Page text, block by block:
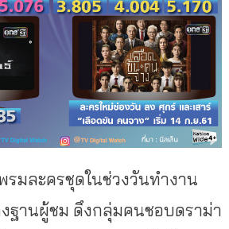
มละครชุดในช่วงวันทำงาน
ฐานผู้ชม ดึงกลุ่มคนชอบดราม่า